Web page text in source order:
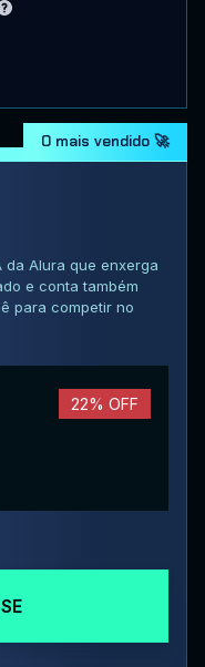
O mais vendido 🚀
da Alura que enxerga
e conta também
para competir no
22% OFF